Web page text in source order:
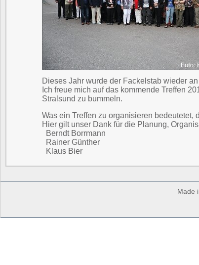
Dieses Jahr wurde der Fackelstab wieder
Ich freue mich auf das kommende Treffen
Stralsund zu bummeln.
Was ein Treffen zu organisieren bedeutetet,
Hier gilt unser Dank für die Planung,
Berndt Borrmann
Rainer Günther
Klaus Bier
Made